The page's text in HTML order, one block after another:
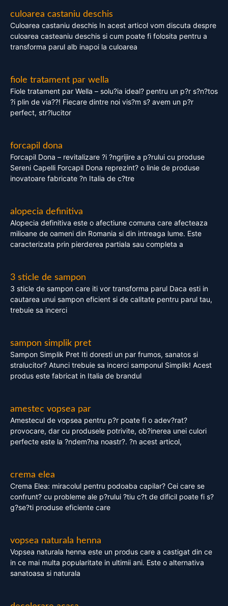
culoarea castaniu deschis
Culoarea castaniu deschis In acest articol vom discuta despre
culoarea casteaniu deschis si cum poate fi folosita pentru a
transforma parul alb inapoi la culoarea
fiole tratament par wella
Fiole tratament par Wella – solu?ia ideal? pentru un p?r s?n?tos
?i plin de via??! Fiecare dintre noi vis?m s? avem un p?r
perfect, str?lucitor
forcapil dona
Forcapil Dona – revitalizare ?i ?ngrijire a p?rului cu produse
Sereni Capelli Forcapil Dona reprezint? o linie de produse
inovatoare fabricate ?n Italia de c?tre
alopecia definitiva
Alopecia definitiva este o afectiune comuna care afecteaza
milioane de oameni din Romania si din intreaga lume. Este
caracterizata prin pierderea partiala sau completa a
3 sticle de sampon
3 sticle de sampon care iti vor transforma parul Daca esti in
cautarea unui sampon eficient si de calitate pentru parul tau,
trebuie sa incerci
sampon simplik pret
Sampon Simplik Pret Iti doresti un par frumos, sanatos si
stralucitor? Atunci trebuie sa incerci samponul Simplik! Acest
produs este fabricat in Italia de brandul
amestec vopsea par
Amestecul de vopsea pentru p?r poate fi o adev?rat?
provocare, dar cu produsele potrivite, ob?inerea unei culori
perfecte este la ?ndem?na noastr?. ?n acest articol,
crema elea
Crema Elea: miracolul pentru podoaba capilar? Cei care se
confrunt? cu probleme ale p?rului ?tiu c?t de dificil poate fi s?
g?se?ti produse eficiente care
vopsea naturala henna
Vopsea naturala henna este un produs care a castigat din ce
in ce mai multa popularitate in ultimii ani. Este o alternativa
sanatoasa si naturala